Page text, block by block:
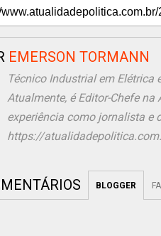
EMERSON TORMANN
Técnico Industrial em
Atualmente, é Editor-Chefe
experiência como jornalista e
https://
BLOGGER